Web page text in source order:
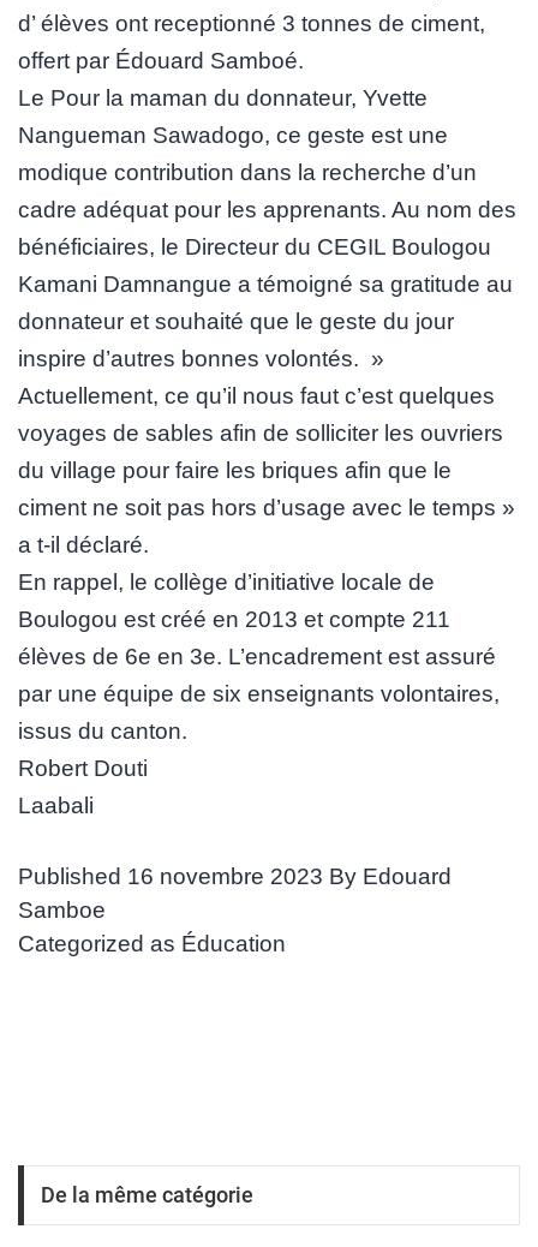
d’ élèves ont receptionné 3 tonnes de ciment,
offert par Édouard Samboé.
Le Pour la maman du donnateur, Yvette
Nangueman Sawadogo, ce geste est une
modique contribution dans la recherche d’un
cadre adéquat pour les apprenants. Au nom des
bénéficiaires, le Directeur du CEGIL Boulogou
Kamani Damnangue a témoigné sa gratitude au
donnateur et souhaité que le geste du jour
inspire d’autres bonnes volontés. »
Actuellement, ce qu’il nous faut c’est quelques
voyages de sables afin de solliciter les ouvriers
du village pour faire les briques afin que le
ciment ne soit pas hors d’usage avec le temps »
a t-il déclaré.
En rappel, le collège d’initiative locale de
Boulogou est créé en 2013 et compte 211
élèves de 6e en 3e. L’encadrement est assuré
par une équipe de six enseignants volontaires,
issus du canton.
Robert Douti
Laabali
Published 16 novembre 2023 By Edouard
Samboe
Categorized as Éducation
De la même catégorie